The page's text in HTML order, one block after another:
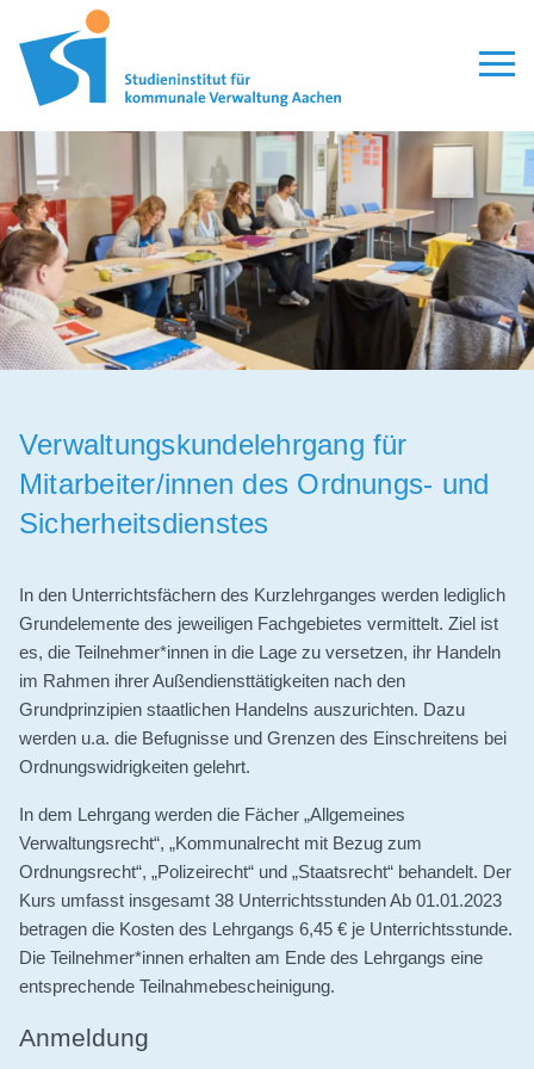
Seminare
Modulare Qualifizierung
Lehrgänge
Personalauswahl
Organisation
Leitbild
Newsletter
Verwaltungskundelehrgang für
Mitarbeiter/innen des Ordnungs- und
Sicherheitsdienstes
In den Unterrichtsfächern des Kurzlehrganges werden lediglich
Grundelemente des jeweiligen Fachgebietes vermittelt. Ziel ist
es, die Teilnehmer*innen in die Lage zu versetzen, ihr Handeln
im Rahmen ihrer Außendiensttätigkeiten nach den
Grundprinzipien staatlichen Handelns auszurichten. Dazu
werden u.a. die Befugnisse und Grenzen des Einschreitens bei
Ordnungswidrigkeiten gelehrt.
In dem Lehrgang werden die Fächer „Allgemeines
Verwaltungsrecht“, „Kommunalrecht mit Bezug zum
Ordnungsrecht“, „Polizeirecht“ und „Staatsrecht“ behandelt. Der
Kurs umfasst insgesamt 38 Unterrichtsstunden Ab 01.01.2023
betragen die Kosten des Lehrgangs 6,45 € je Unterrichtsstunde.
Die Teilnehmer*innen erhalten am Ende des Lehrgangs eine
entsprechende Teilnahmebescheinigung.
Anmeldung